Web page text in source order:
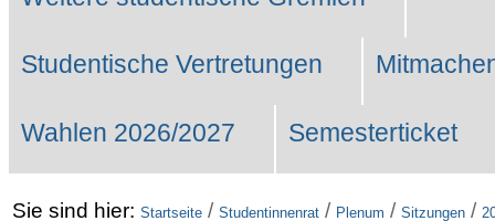
Studentische Vertretungen
Wahlen 2026/2027 Semesterticket
Sie sind hier: Startseite / Studentinnenrat / Plenum / Sitzungen /